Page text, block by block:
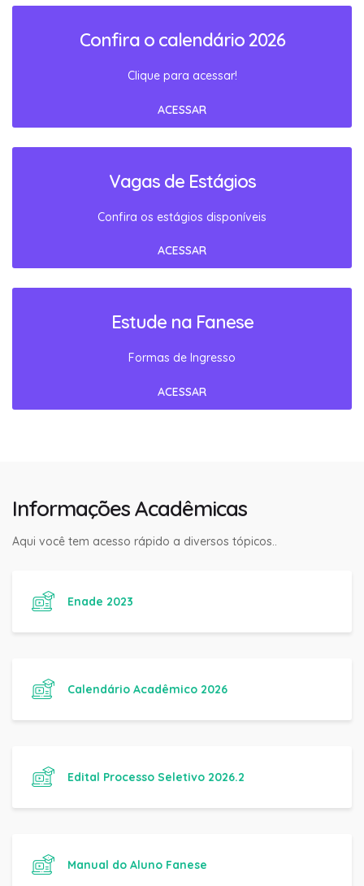
Confira o calendário 2026
Clique para acessar!
ACESSAR
Vagas de Estágios
Confira os estágios disponíveis
ACESSAR
Estude na Fanese
Formas de Ingresso
ACESSAR
Informações Acadêmicas
Aqui você tem acesso rápido a diversos tópicos..
Enade 2023
Calendário Acadêmico 2026
Edital Processo Seletivo 2026.2
Manual do Aluno Fanese